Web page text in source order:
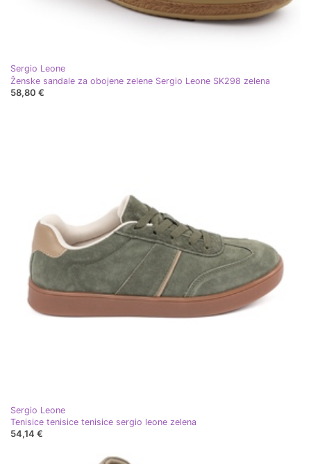
Sergio Leone
Ženske sandale za obojene zelene Sergio Leone SK298 zelena
58,80 €
Sergio Leone
Tenisice tenisice tenisice sergio leone zelena
54,14 €